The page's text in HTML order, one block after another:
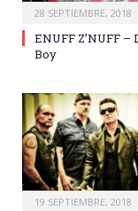
28 SEPTIEMBRE, 2018
ENUFF Z’NUFF –
Boy
19 SEPTIEMBRE, 2018